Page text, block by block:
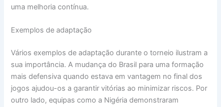
uma melhoria contínua.
Exemplos de adaptação
Vários exemplos de adaptação durante o torneio ilustram a
sua importância. A mudança do Brasil para uma formação
mais defensiva quando estava em vantagem no final dos
jogos ajudou-os a garantir vitórias ao minimizar riscos. Por
outro lado, equipas como a Nigéria demonstraram